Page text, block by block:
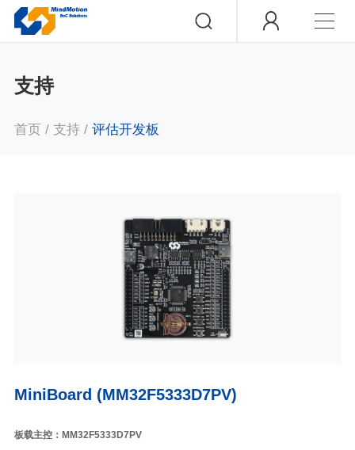
支持
首页 / 支持 / 评估开发板
MiniBoard (MM32F5333D7PV)
板载主控：MM32F5333D7PV